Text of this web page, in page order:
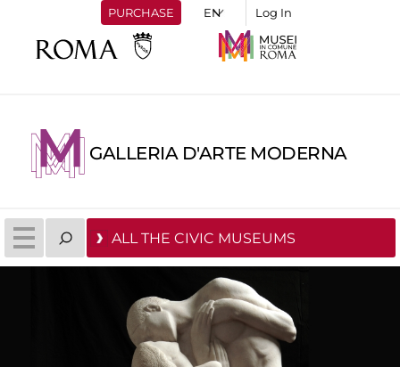
PURCHASE Log In
GALLERIA D'ARTE MODERNA
ALL THE CIVIC MUSEUMS